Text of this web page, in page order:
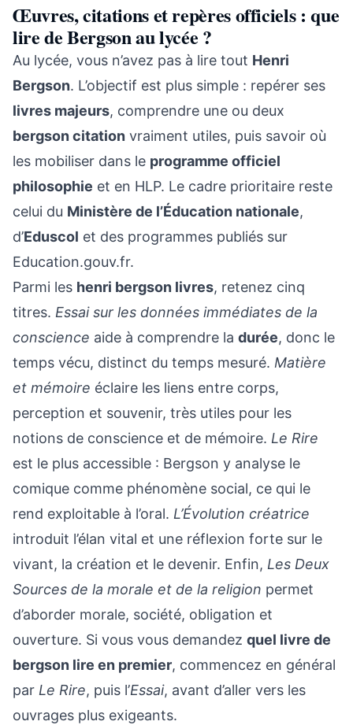
Œuvres, citations et repères officiels : que
lire de Bergson au lycée ?
Au lycée, vous n’avez pas à lire tout Henri
Bergson. L’objectif est plus simple : repérer ses
livres majeurs, comprendre une ou deux
bergson citation vraiment utiles, puis savoir où
les mobiliser dans le programme officiel
philosophie et en HLP. Le cadre prioritaire reste
celui du Ministère de l’Éducation nationale,
d’Eduscol et des programmes publiés sur
Education.gouv.fr.
Parmi les henri bergson livres, retenez cinq
titres. Essai sur les données immédiates de la
conscience aide à comprendre la durée, donc le
temps vécu, distinct du temps mesuré. Matière
et mémoire éclaire les liens entre corps,
perception et souvenir, très utiles pour les
notions de conscience et de mémoire. Le Rire
est le plus accessible : Bergson y analyse le
comique comme phénomène social, ce qui le
rend exploitable à l’oral. L’Évolution créatrice
introduit l’élan vital et une réflexion forte sur le
vivant, la création et le devenir. Enfin, Les Deux
Sources de la morale et de la religion permet
d’aborder morale, société, obligation et
ouverture. Si vous vous demandez quel livre de
bergson lire en premier, commencez en général
par Le Rire, puis l’Essai, avant d’aller vers les
ouvrages plus exigeants.